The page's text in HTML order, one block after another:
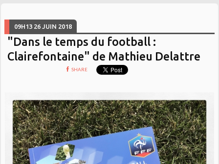
09H13 26 JUIN 2018
"Dans le temps du football :
Clairefontaine" de Mathieu Delattre
SHARE